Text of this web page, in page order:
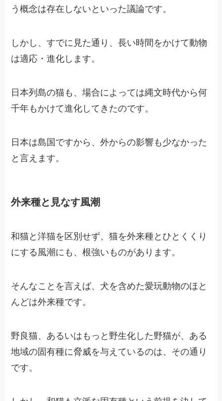
う概念は存在しないといった議論です。
しかし、すでに見た通り、長い時間をかけて動物
は適応・進化します。
日本列島の猫も、場合によっては縄文時代から何
千年もかけて進化してきたのです。
日本は島国ですから、外からの影響も少なかった
と言えます。
外来種と見なす風潮
和猫と洋猫を区別せず、猫を外来種とひとくくり
にする風潮にも、根強いものがあります。
そんなことを言えば、犬を含めた愛玩動物のほと
んどは外来種です。
野良猫、あるいはもっと野生化した野猫が、ある
地域の固有種に脅威を与えているのは、その通り
です。